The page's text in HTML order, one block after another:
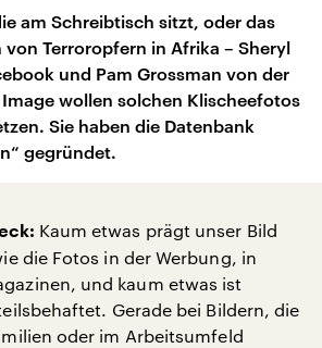
am Schreibtisch sitzt, oder das
von Terroropfern in Afrika – Sheryl
und Pam Grossman von der
wollen solchen Klischeefotos
Sie haben die Datenbank
gegründet.
Kaum etwas prägt unser Bild
die Fotos in der Werbung, in
und kaum etwas ist
Gerade bei Bildern, die
oder im Arbeitsumfeld